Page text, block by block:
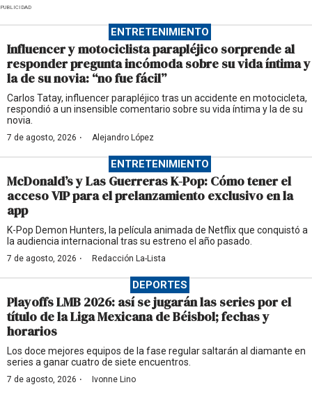
PUBLICIDAD
ENTRETENIMIENTO
Influencer y motociclista parapléjico sorprende al
responder pregunta incómoda sobre su vida íntima y
la de su novia: “no fue fácil”
Carlos Tatay, influencer parapléjico tras un accidente en motocicleta,
respondió a un insensible comentario sobre su vida íntima y la de su
novia.
7 de agosto, 2026 · Alejandro López
ENTRETENIMIENTO
McDonald’s y Las Guerreras K-Pop: Cómo tener el
acceso VIP para el prelanzamiento exclusivo en la
app
K-Pop Demon Hunters, la película animada de Netflix que conquistó a
la audiencia internacional tras su estreno el año pasado.
7 de agosto, 2026 · Redacción La-Lista
DEPORTES
Playoffs LMB 2026: así se jugarán las series por el
título de la Liga Mexicana de Béisbol; fechas y
horarios
Los doce mejores equipos de la fase regular saltarán al diamante en
series a ganar cuatro de siete encuentros.
7 de agosto, 2026 · Ivonne Lino